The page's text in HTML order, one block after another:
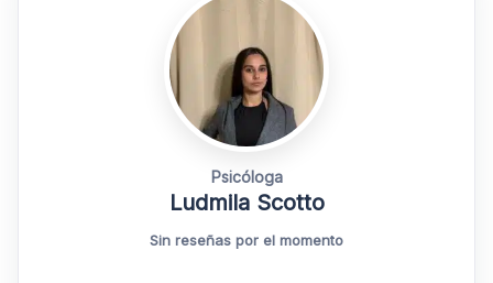
Psicóloga
Ludmila Scotto
Sin reseñas por el momento